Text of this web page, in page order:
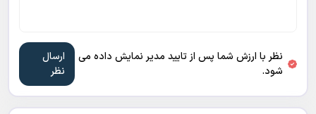
نظر با ارزش شما پس از تایید مدیر نمایش داده می
شود.